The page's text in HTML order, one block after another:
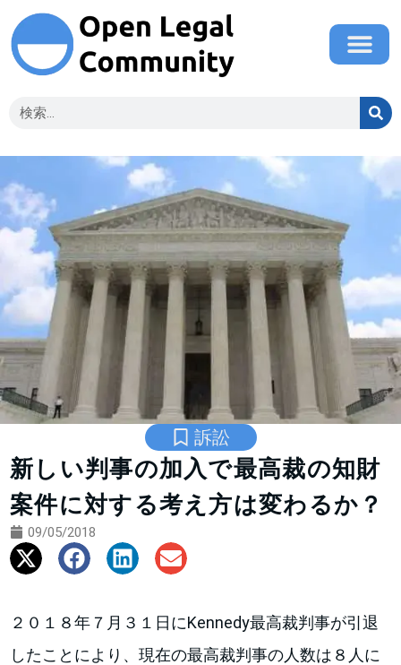
訴訟
新しい判事の加入で最高裁の知財
案件に対する考え方は変わるか？
09/05/2018
２０１８年７月３１日にKennedy最高裁判事が引退
したことにより、現在の最高裁判事の人数は８人に